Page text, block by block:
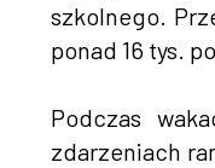
szkolnego.
ponad 16 tys.
Podczas
zdarzeniach